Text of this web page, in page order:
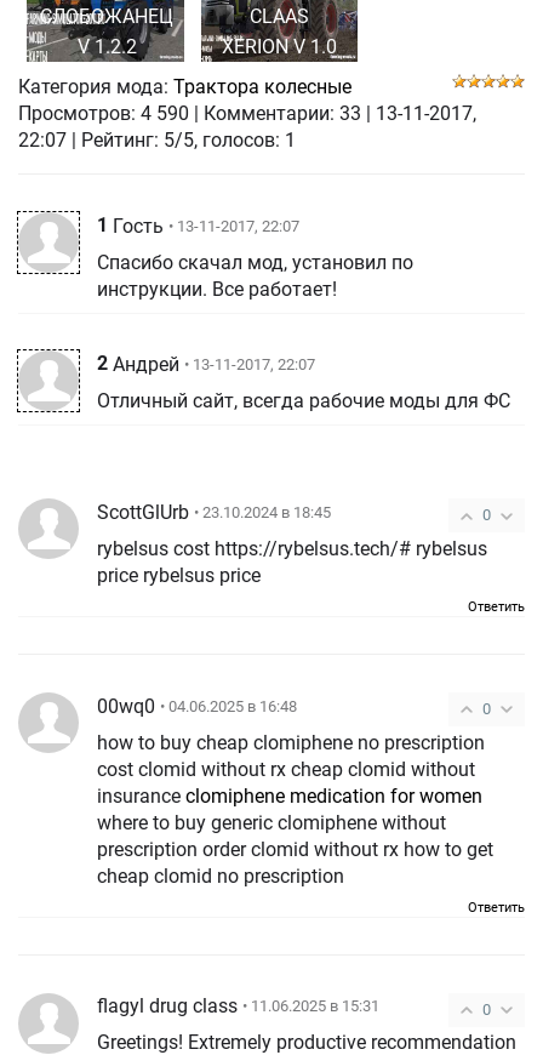
СЛОБОЖАНЕЦ
V 1.2.2
CLAAS
XERION V 1.0
Категория мода: Трактора колесные
Просмотров: 4 590 Комментарии: 33
13-11-2017,
22:07
| Рейтинг: 5/5, голосов: 1
1 Гость • 13-11-2017, 22:07
Спасибо скачал мод, установил по
инструкции. Все работает!
2 Андрей • 13-11-2017, 22:07
Отличный сайт, всегда рабочие моды для ФС
0
ScottGlUrb • 23.10.2024 в 18:45
rybelsus cost https://rybelsus.tech/# rybelsus
price rybelsus price
Ответить
0
00wq0 • 04.06.2025 в 16:48
how to buy cheap clomiphene no prescription
cost clomid without rx cheap clomid without
insurance clomiphene medication for women
where to buy generic clomiphene without
prescription order clomid without rx how to get
cheap clomid no prescription
Ответить
0
flagyl drug class • 11.06.2025 в 15:31
Greetings! Extremely productive recommendation